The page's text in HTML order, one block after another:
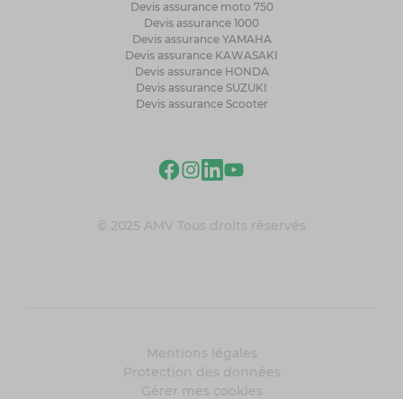
Devis assurance moto 750
Devis assurance 1000
Devis assurance YAMAHA
Devis assurance KAWASAKI
Devis assurance HONDA
Devis assurance SUZUKI
Devis assurance Scooter
© 2025 AMV Tous droits réservés
Mentions légales
Protection des données
Gérer mes cookies